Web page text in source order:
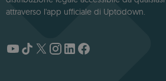
attraverso l'app ufficiale di Uptodown.